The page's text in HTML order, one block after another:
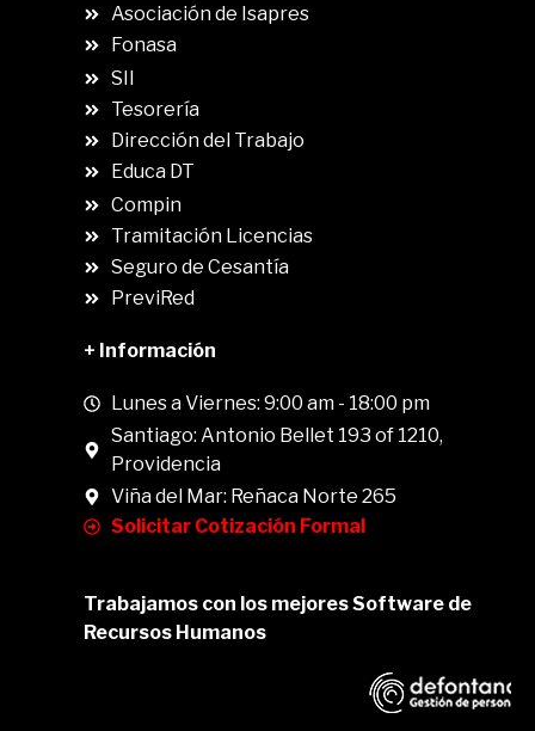
Asociación de Isapres
Fonasa
SII
Tesorería
Dirección del Trabajo
Educa DT
Compin
Tramitación Licencias
Seguro de Cesantía
PreviRed
+ Información
Lunes a Viernes: 9:00 am - 18:00 pm
Santiago: Antonio Bellet 193 of 1210,
Providencia
Viña del Mar: Reñaca Norte 265
Solicitar Cotización Formal
Trabajamos con los mejores Software de
Recursos Humanos